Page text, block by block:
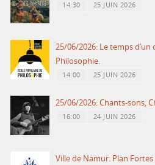
14:30 25 JUIN 2026
25/06/2026: Le temps d’un
Philosophie.
14:00 25 JUIN 2026
25/06/2026: Chants-sons,
16:00 24 JUIN 2026
Ville de Namur: Plan